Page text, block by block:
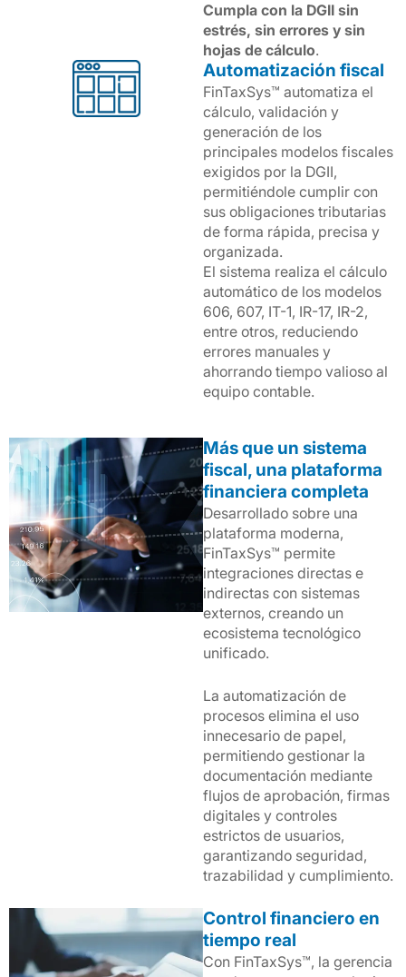
Cumpla con la DGII sin
estrés, sin errores y sin
hojas de cálculo.
Automatización fiscal
FinTaxSys™ automatiza el
cálculo, validación y
generación de los
principales modelos fiscales
exigidos por la DGII,
permitiéndole cumplir con
sus obligaciones tributarias
de forma rápida, precisa y
organizada.
El sistema realiza el cálculo
automático de los modelos
606, 607, IT-1, IR-17, IR-2,
entre otros, reduciendo
errores manuales y
ahorrando tiempo valioso al
equipo contable.
Más que un sistema
fiscal, una plataforma
financiera completa
Desarrollado sobre una
plataforma moderna,
FinTaxSys™ permite
integraciones directas e
indirectas con sistemas
externos, creando un
ecosistema tecnológico
unificado.
La automatización de
procesos elimina el uso
innecesario de papel,
permitiendo gestionar la
documentación mediante
flujos de aprobación, firmas
digitales y controles
estrictos de usuarios,
garantizando seguridad,
trazabilidad y cumplimiento.
Control financiero en
tiempo real
Con FinTaxSys™, la gerencia